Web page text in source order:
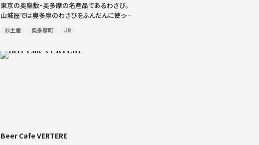
東京の奥座敷・奥多摩の名産品であるわさび。
山城屋では奥多摩のわさびをふんだんに使った
わさび漬けを販売しています。75年もの歴史を
持つ、こだわり抜いた伝統製法で作られるわさ
わさび漬 […]
お土産 奥多摩町 JR
Beer Cafe VERTERE